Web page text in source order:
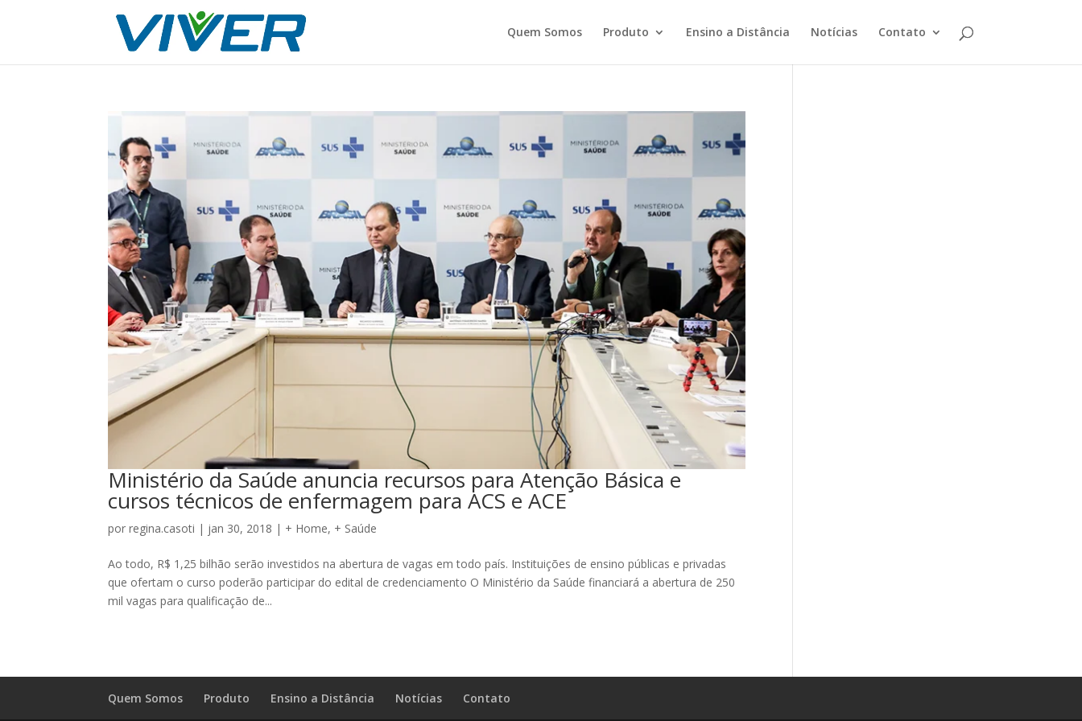
Quem Somos Produto Ensino a Distância Notícias Contato
Ministério da Saúde anuncia recursos para Atenção Básica e
cursos técnicos de enfermagem para ACS e ACE
porregina.casoti | jan 30, 2018 | + Home, + Saúde
Ao todo, R$ 1,25 bilhão serão investidos na abertura de vagas em todo país. Instituições de ensino públicas e privadas
que ofertam o curso poderão participar do edital de credenciamento O Ministério da Saúde financiará a abertura de 250
mil vagas para qualificação de...
Quem Somos Produto Ensino a Distância Notícias Contato